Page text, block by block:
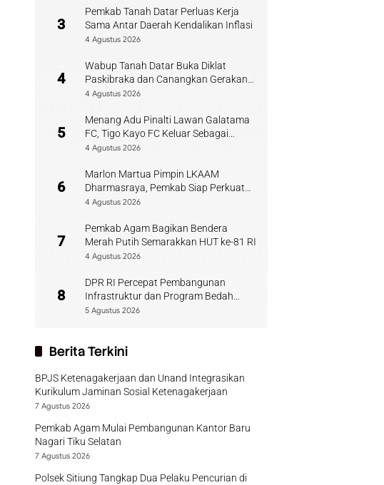
3
Pemkab Tanah Datar Perluas Kerja
Sama Antar Daerah Kendalikan Inflasi
4 Agustus 2026
4
Wabup Tanah Datar Buka Diklat
Paskibraka dan Canangkan Gerakan
Bendera
4 Agustus 2026
5
Menang Adu Pinalti Lawan Galatama
FC, Tigo Kayo FC Keluar Sebagai
Juara Piala Walikota Payakumbuh
4 Agustus 2026
6
Marlon Martua Pimpin LKAAM
Dharmasraya, Pemkab Siap Perkuat
Sinergi Adat
4 Agustus 2026
7
Pemkab Agam Bagikan Bendera
Merah Putih Semarakkan HUT ke-81 RI
4 Agustus 2026
8
DPR RI Percepat Pembangunan
Infrastruktur dan Program Bedah
Rumah di Solok
5 Agustus 2026
Berita Terkini
BPJS Ketenagakerjaan dan Unand Integrasikan
Kurikulum Jaminan Sosial Ketenagakerjaan
7 Agustus 2026
Pemkab Agam Mulai Pembangunan Kantor Baru
Nagari Tiku Selatan
7 Agustus 2026
Polsek Sitiung Tangkap Dua Pelaku Pencurian di